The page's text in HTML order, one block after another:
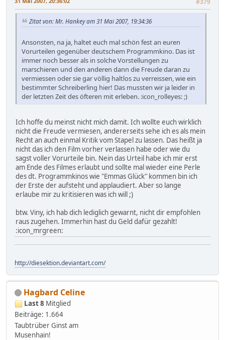
Zitat von: Mr. Hankey am 31 Mai 2007, 19:34:36
Ansonsten, na ja, haltet euch mal schön fest an euren
Vorurteilen gegenüber deutschem Programmkino. Das ist
immer noch besser als in solche Vorstellungen zu
marschieren und den anderen dann die Freude daran zu
vermiessen oder sie gar völlig haltlos zu verreissen, wie ein
bestimmter Schreiberling hier! Das mussten wir ja leider in
der letzten Zeit des öfteren mit erleben. :icon_rolleyes: ;)
Ich hoffe du meinst nicht mich damit. Ich wollte euch wirklich
nicht die Freude vermiesen, andererseits sehe ich es als mein
Recht an auch einmal Kritik vom Stapel zu lassen. Das heißt ja
nicht das ich den Film vorher verlassen habe oder wie du
sagst voller Vorurteile bin. Nein das Urteil habe ich mir erst
am Ende des Filmes erlaubt und sollte mal wieder eine Perle
des dt. Programmkinos wie "Emmas Glück" kommen bin ich
der Erste der aufsteht und applaudiert. Aber so lange
erlaube mir zu kritisieren was ich will ;)
btw. Viny, ich hab dich lediglich gewarnt, nicht dir empfohlen
raus zugehen. Immerhin hast du Geld dafür gezahlt!
:icon_mrgreen:
http://diesektion.deviantart.com/
Hagbard Celine
Last 8 Mitglied
Beiträge: 1.664
Taubtrüber Ginst am
Musenhain!